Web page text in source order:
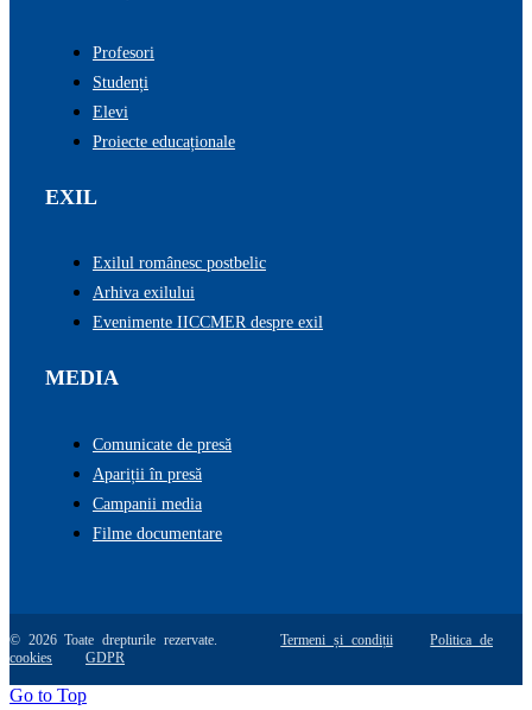
Profesori
Studenți
Elevi
Proiecte educaționale
EXIL
Exilul românesc postbelic
Arhiva exilului
Evenimente IICCMER despre exil
MEDIA
Comunicate de presă
Apariții în presă
Campanii media
Filme documentare
© 2026 Toate drepturile rezervate.Termeni și condiții
Politica de
cookies
GDPR
Go to Top